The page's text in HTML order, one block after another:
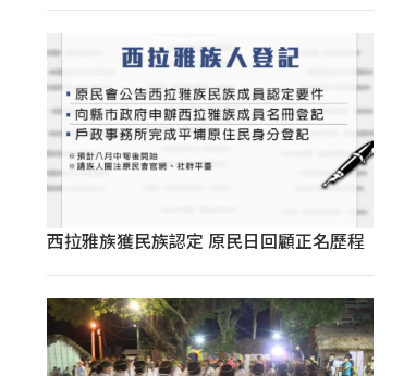
西拉雅族獲民族認定 原民日回顧正名歷程